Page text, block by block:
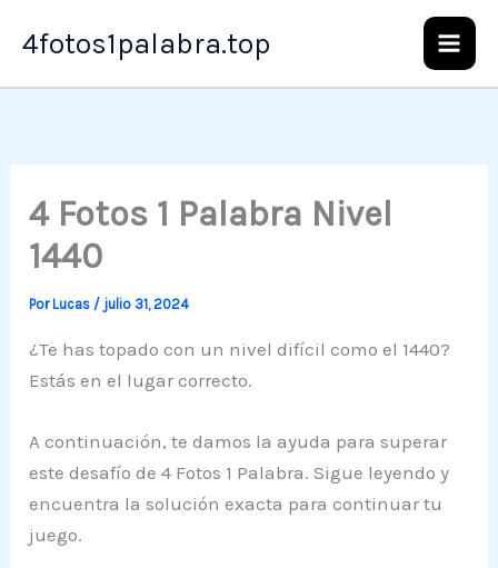
4fotos1palabra.top
4 Fotos 1 Palabra Nivel
1440
PorLucas / julio 31, 2024
¿Te has topado con un nivel difícil como el 1440?
Estás en el lugar correcto.
A continuación, te damos la ayuda para superar
este desafío de 4 Fotos 1 Palabra. Sigue leyendo y
encuentra la solución exacta para continuar tu
juego.